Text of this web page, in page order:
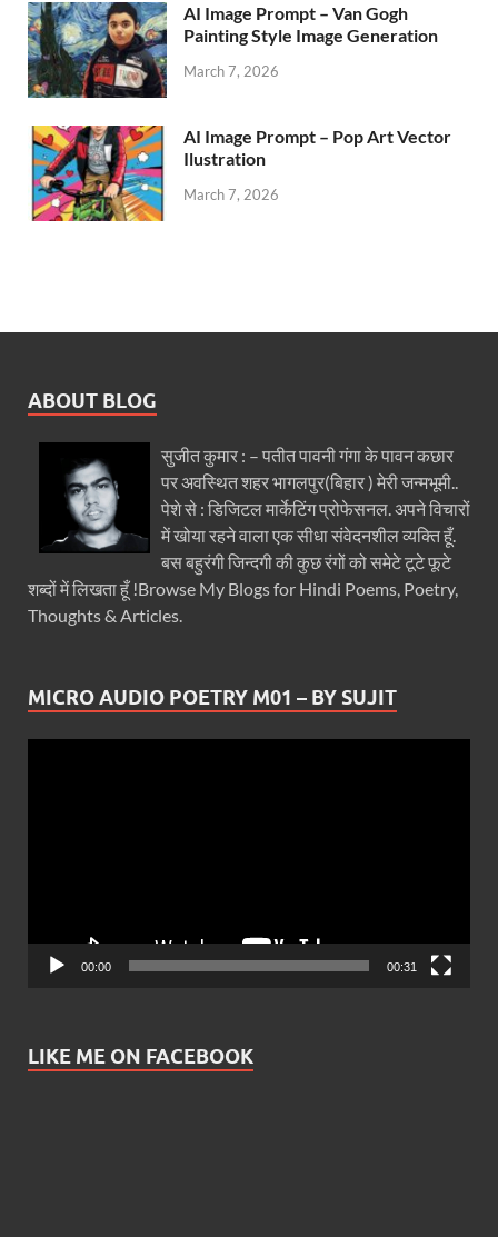
AI Image Prompt – Van Gogh
Painting Style Image Generation
March 7, 2026
AI Image Prompt – Pop Art Vector
Ilustration
March 7, 2026
ABOUT BLOG
सुजीत कुमार : – पतीत पावनी गंगा के पावन कछार
पर अवस्थित शहर भागलपुर(बिहार ) मेरी जन्मभूमी..
पेशे से : डिजिटल मार्केटिंग प्रोफेसनल. अपने विचारों
में खोया रहने वाला एक सीधा संवेदनशील व्यक्ति हूँ.
बस बहुरंगी जिन्दगी की कुछ रंगों को समेटे टूटे फूटे
शब्दों में लिखता हूँ !Browse My Blogs for Hindi Poems, Poetry,
Thoughts & Articles.
MICRO AUDIO POETRY M01 – BY SUJIT
00:00 00:31
LIKE ME ON FACEBOOK